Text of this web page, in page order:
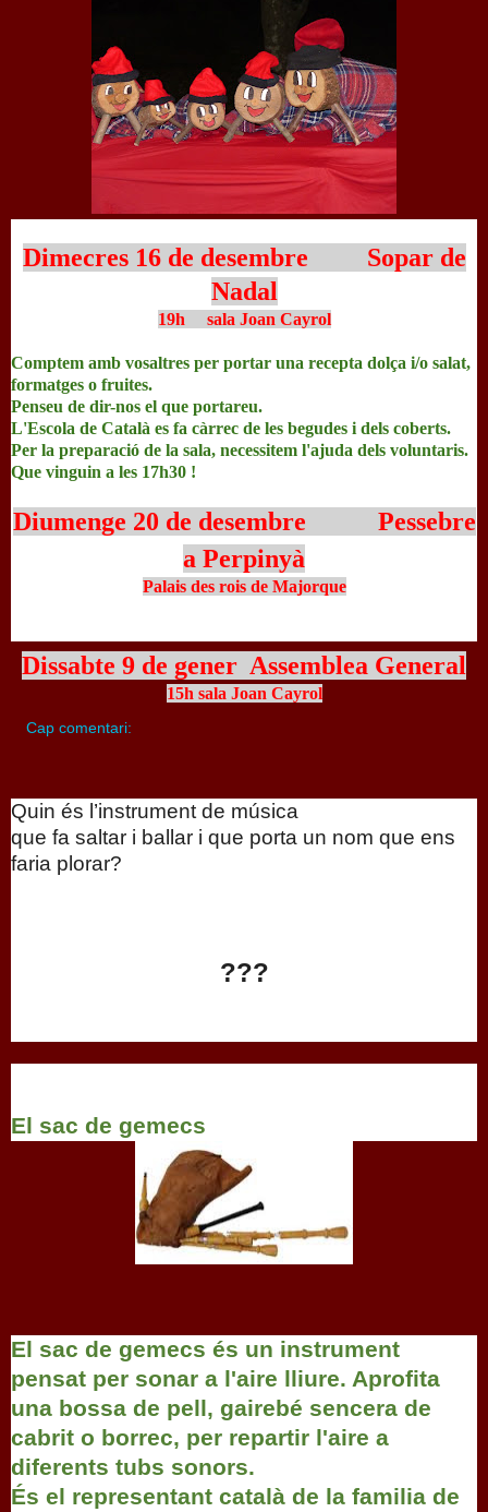
Dimecres 16 de desembre Sopar de
Nadal
19h sala Joan Cayrol
Comptem amb vosaltres per portar una recepta dolça i/o salat,
formatges o fruites.
Penseu de dir-nos el que portareu.
L'Escola de Català es fa càrrec de les begudes i dels coberts.
Per la preparació de la sala, necessitem l'ajuda dels voluntaris.
Que vinguin a les 17h30 !
Diumenge 20 de desembre Pessebre
a Perpinyà
Palais des rois de Majorque
Dissabte 9 de gener Assemblea General
15h sala Joan Cayrol
Cap comentari:
Quin és l’instrument de música
que fa saltar i ballar i que porta un nom que ens
faria plorar?
???
El sac de gemecs
El sac de gemecs és un instrument
pensat per sonar a l'aire lliure. Aprofita
una bossa de pell, gairebé sencera de
cabrit o borrec, per repartir l'aire a
diferents tubs sonors.
És el representant català de la familia de